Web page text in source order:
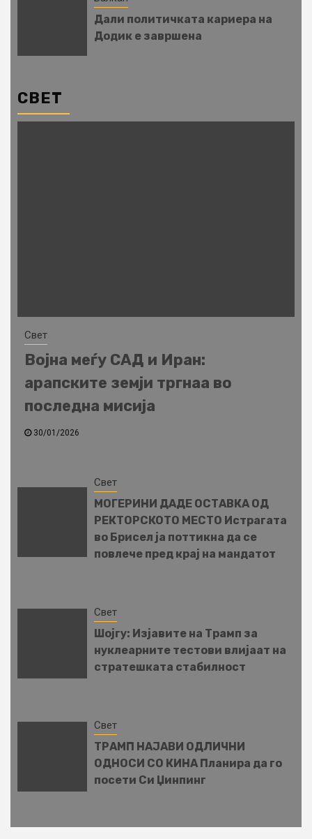
Дали политичката кариера на
Додик е завршена
СВЕТ
Свет
Војна меѓу САД и Иран:
арапските земји тргнаа во
последна мисија
30/01/2026
Свет
МОГЕРИНИ ДАДЕ ОСТАВКА ОД
РЕКТОРСКОТО МЕСТО Истрагата
во Брисел ја поттикна да се
повлече пред крај на мандатот
Свет
Шојгу: Изјавите на Трамп за
нуклеарните тестови влијаат на
стратешката стабилност
Свет
ТРАМП НАЈАВИ ОДЛИЧНИ
ОДНОСИ СО КИНА Планира да го
посети Си Џинпинг